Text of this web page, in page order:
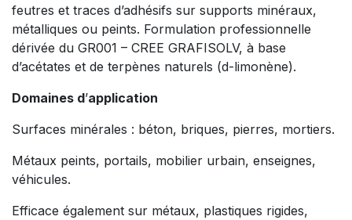
feutres et traces d’adhésifs sur supports minéraux,
métalliques ou peints. Formulation professionnelle
dérivée du GR001 – CREE GRAFISOLV, à base
d’acétates et de terpènes naturels (d-limonène).
Domaines d’application
Surfaces minérales : béton, briques, pierres, mortiers.
Métaux peints, portails, mobilier urbain, enseignes,
véhicules.
Efficace également sur métaux, plastiques rigides,